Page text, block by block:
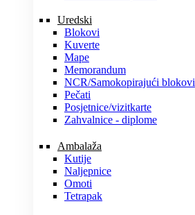
Uredski
Blokovi
Kuverte
Mape
Memorandum
NCR/Samokopirajući blokovi
Pečati
Posjetnice/vizitkarte
Zahvalnice - diplome
Ambalaža
Kutije
Naljepnice
Omoti
Tetrapak